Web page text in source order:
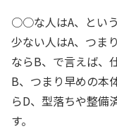
○○な人はA、とい
少ない人はA、つま
ならB、で言えば、
B、つまり早めの本
らD、型落ちや整備
す。